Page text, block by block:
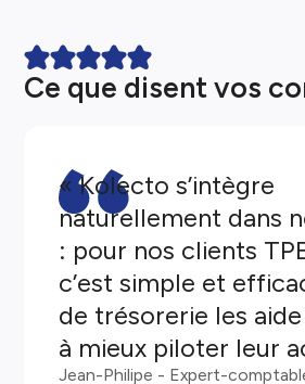
Ce que disent vos
« Kolecto s’intègre
naturellement dans
: pour nos clients
c’est simple et
de trésorerie les
à mieux piloter leur
Jean-Philipe - Expert-